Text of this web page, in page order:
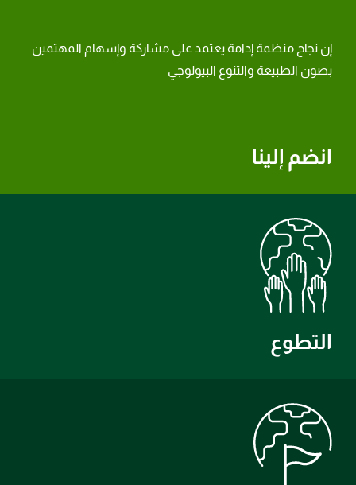
انضم إلينا
إن نجاح منظمة إدامة يعتمد على مشاركة وإسهام المهتمين
بصون الطبيعة والتنوع البيولوجي
التطوع